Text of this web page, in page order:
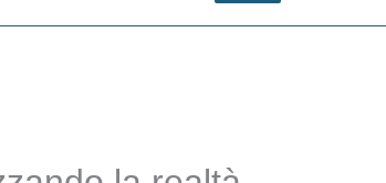
principale